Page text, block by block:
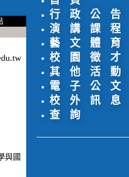
行 政 公 告
演 講 課 程
藝 文 體 育
校 園 徵 才
其 他 活 動
電 子 公 文
校 外 訊 息
查 詢
與國